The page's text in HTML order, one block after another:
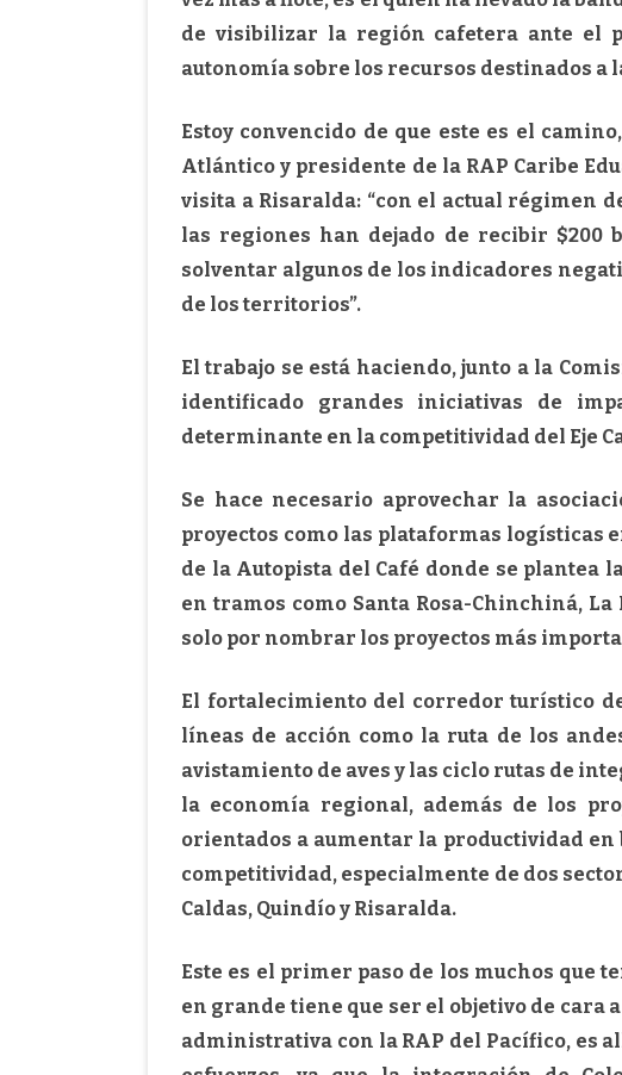
de visibilizar la región cafetera ante el
autonomía sobre los recursos destinados a
Estoy convencido de que este es el
Atlántico y presidente de la RAP Caribe
visita a Risaralda: “con el actual régimen
las regiones han dejado de recibir $200
solventar algunos de los indicadores
de los territorios”.
El trabajo se está haciendo, junto a la
identificado grandes iniciativas de
determinante en la competitividad del Eje
Se hace necesario aprovechar la
proyectos como las plataformas logísticas
de la Autopista del Café donde se plantea
en tramos como Santa Rosa-Chinchiná,
solo por nombrar los proyectos más
El fortalecimiento del corredor turístico
líneas de acción como la ruta de los
avistamiento de aves y las ciclo rutas de
la economía regional, además de los
orientados a aumentar la productividad
competitividad, especialmente de dos
Caldas, Quindío y Risaralda.
Este es el primer paso de los muchos que
en grande tiene que ser el objetivo de cara
administrativa con la RAP del Pacífico, es